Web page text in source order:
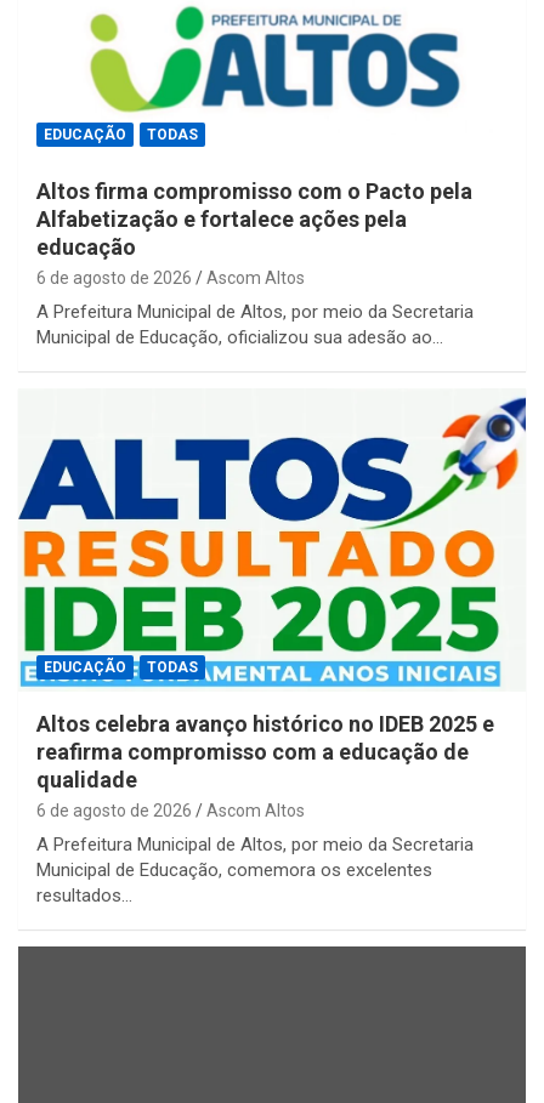
EDUCAÇÃO TODAS
Altos firma compromisso com o Pacto pela
Alfabetização e fortalece ações pela
educação
6 de agosto de 2026 Ascom Altos
A Prefeitura Municipal de Altos, por meio da Secretaria
Municipal de Educação, oficializou sua adesão ao…
EDUCAÇÃO TODAS
Altos celebra avanço histórico no IDEB 2025 e
reafirma compromisso com a educação de
qualidade
6 de agosto de 2026 Ascom Altos
A Prefeitura Municipal de Altos, por meio da Secretaria
Municipal de Educação, comemora os excelentes
resultados…